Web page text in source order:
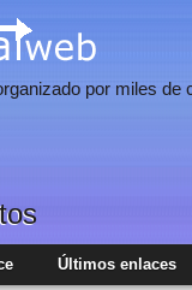
por miles de
Últimos enlaces